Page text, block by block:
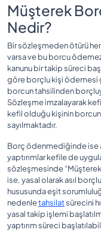
Müşterek
Nedir?
Bir sözleşmeden ötürü
varsa ve bu borcu
kanunu bir takip süreci
göre borçlu kişi ödemesi
borcun tahsilinden
Sözleşme imzalayarak
kefil olduğu kişinin
sayılmaktadır.
Borç ödenmediğinde ise
yaptırımlar kefile de
sözleşmesinde
ise, yasal olarak asıl
hususunda eşit
nedenletahsilatsürecini
yasal takip işlemi
yaptırım süreci